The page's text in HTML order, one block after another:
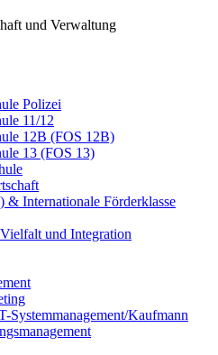
und Verwaltung
Polizei
11/12
12B (FOS 12B)
13 (FOS 13)
Internationale Förderklasse
und Integration
Systemmanagement/Kaufmann